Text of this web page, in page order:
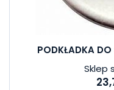
PODKŁADKA
Sklep